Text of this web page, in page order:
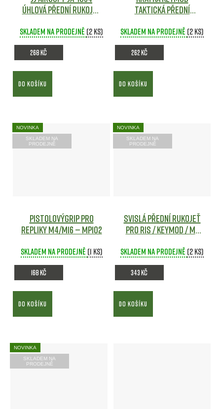
úhlová přední rukojeť
lištu (nylon) Šedá
Skladem na prodejně (2 ks)
268 Kč
DO KOŠÍKU
Taktická Přední
Skladem na prodejně (2 ks)
262 Kč
DO KOŠÍKU
NOVINKA
SKLADEM NA
PRODEJNĚ
Pistolovýgrip pro
repliky M4/M16 — MP102
Skladem na prodejně (1 ks)
168 Kč
DO KOŠÍKU
NOVINKA
SKLADEM NA
PRODEJNĚ
Svislá přední rukojeť
pro RIS / KeyMod / M-
Skladem na prodejně (2 ks)
343 Kč
DO KOŠÍKU
NOVINKA
SKLADEM NA
PRODEJNĚ